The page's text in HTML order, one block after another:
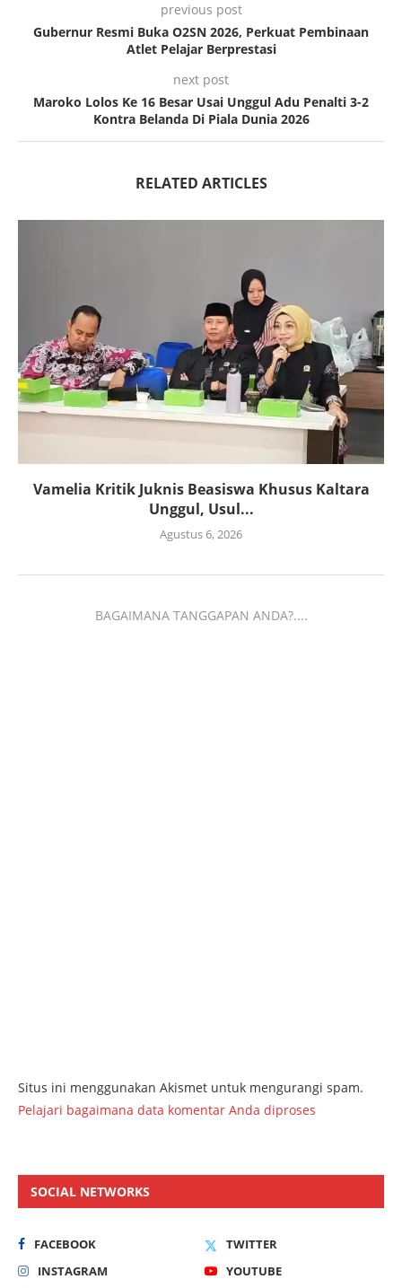
previous post
Gubernur Resmi Buka O2SN 2026, Perkuat Pembinaan
Atlet Pelajar Berprestasi
next post
Maroko Lolos Ke 16 Besar Usai Unggul Adu Penalti 3-2
Kontra Belanda Di Piala Dunia 2026
RELATED ARTICLES
Vamelia Kritik Juknis Beasiswa Khusus Kaltara
Unggul, Usul...
Agustus 6, 2026
BAGAIMANA TANGGAPAN ANDA?....
Situs ini menggunakan Akismet untuk mengurangi spam.
Pelajari bagaimana data komentar Anda diproses
SOCIAL NETWORKS
FACEBOOK
TWITTER
INSTAGRAM
YOUTUBE